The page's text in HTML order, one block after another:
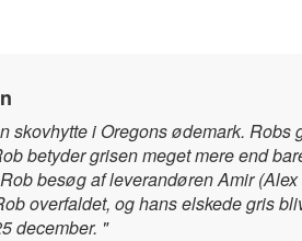
i Oregons ødemark.
betyder grisen meget mere end
besøg af leverandøren Amir
overfaldet, og hans elskede gris
december. "